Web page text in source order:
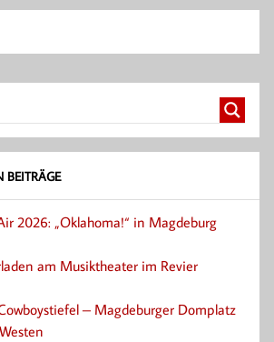
BEITRÄGE
2026: „Oklahoma!“ in Magdeburg
am Musiktheater im Revier
– Magdeburger Domplatz